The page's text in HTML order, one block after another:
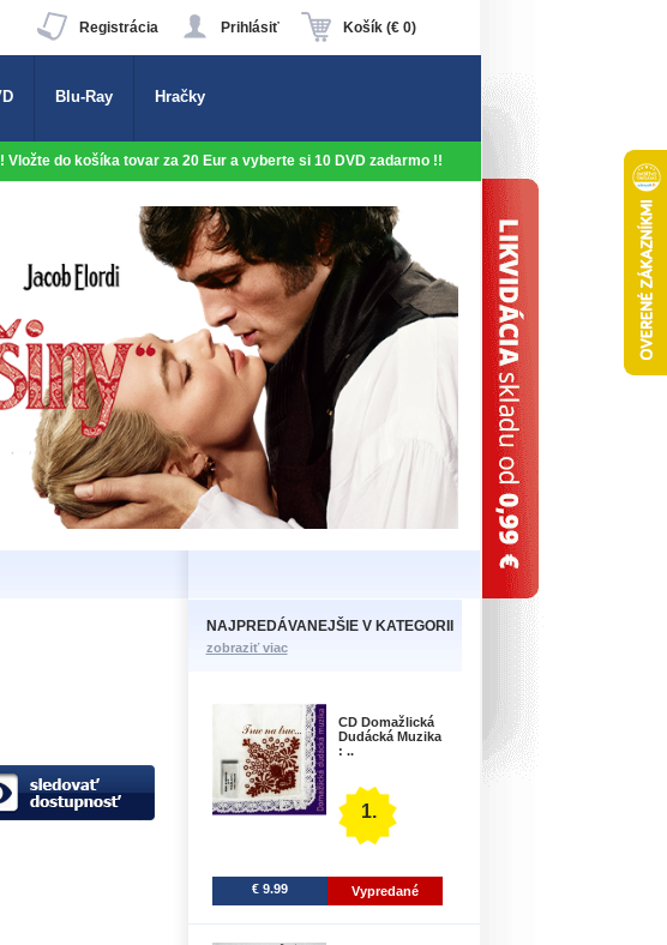
Košík (€ 0)
Prihlásiť
Registrácia
Blu-Ray Hračky
Vložte do košíka tovar za 20 Eur a vyberte si 10 DVD zadarmo !!
NAJPREDÁVANEJŠIE V KATEGORII
zobraziť viac
CD Domažlická
Dudácká Muzika
: ..
1.
€ 9.99 Vypredané